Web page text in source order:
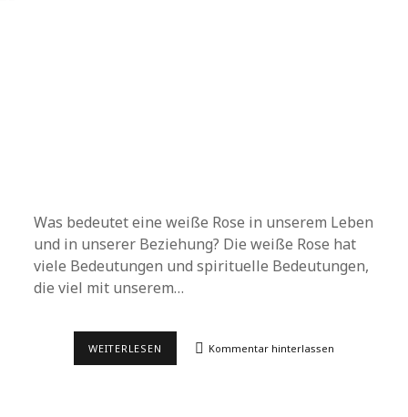
Was bedeutet eine weiße Rose in unserem Leben
und in unserer Beziehung? Die weiße Rose hat
viele Bedeutungen und spirituelle Bedeutungen,
die viel mit unserem…
WEITERLESEN Kommentar hinterlassen